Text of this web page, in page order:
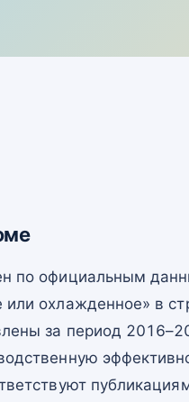
по официальным
охлажденное» в
за период